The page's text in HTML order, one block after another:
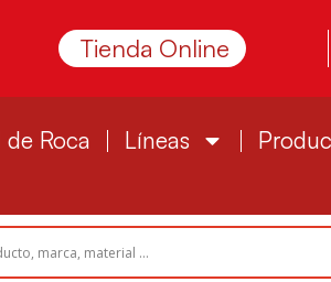
Tienda Online
Roca Líneas